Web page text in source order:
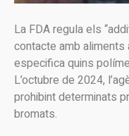
La FDA regula els
contacte amb aliments
especifica quins
L’octubre de 2024,
prohibint determinats
bromats.